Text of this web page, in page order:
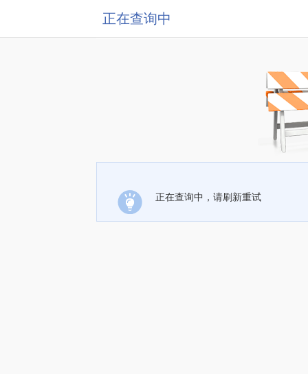
正在查询中
正在查询中，请刷新重试